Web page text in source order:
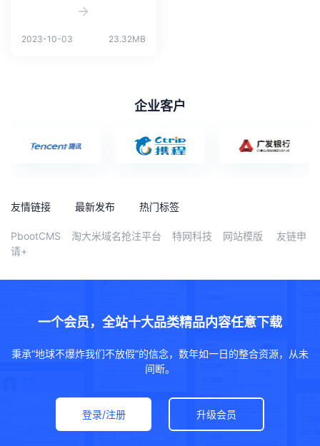
2023-10-03 23.32MB
企业客户
友情链接 最新发布 热门标签
PbootCMS 淘大米域名抢注平台 特网科技 网站模版
友链申
请+
一个会员，全站十大品类精品内容任意下载
秉承“地球不爆炸我们不放假”的信念，数年如一日的整合资源，从未
间断。
登录/注册 升级会员